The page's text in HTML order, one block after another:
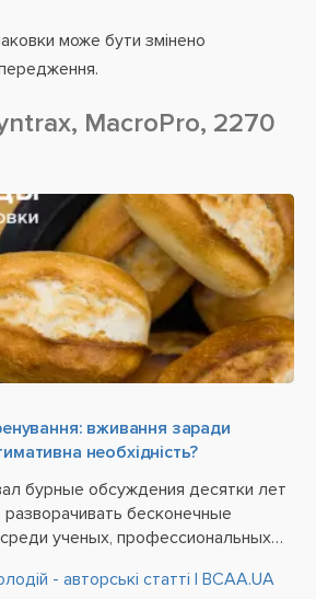
може бути змінено
MacroPro, 2270
вживання заради
необхідність?
бурные обсуждения десятки лет
разворачивать бесконечные
ученых, профессиональных
и банальна. Немалая часть из
- авторські статті | BCAA.UA